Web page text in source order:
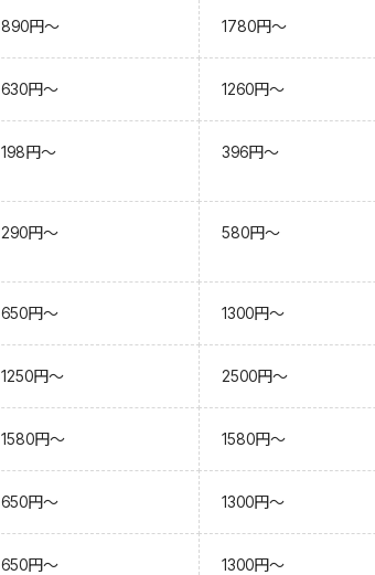
890円～ 1780円～
630円～ 1260円～
198円～ 396円～
290円～ 580円～
650円～ 1300円～
1250円～ 2500円～
1580円～ 1580円～
650円～ 1300円～
650円～ 1300円～